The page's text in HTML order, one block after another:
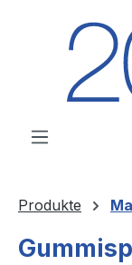
Zum Hauptinhalt
Produkte